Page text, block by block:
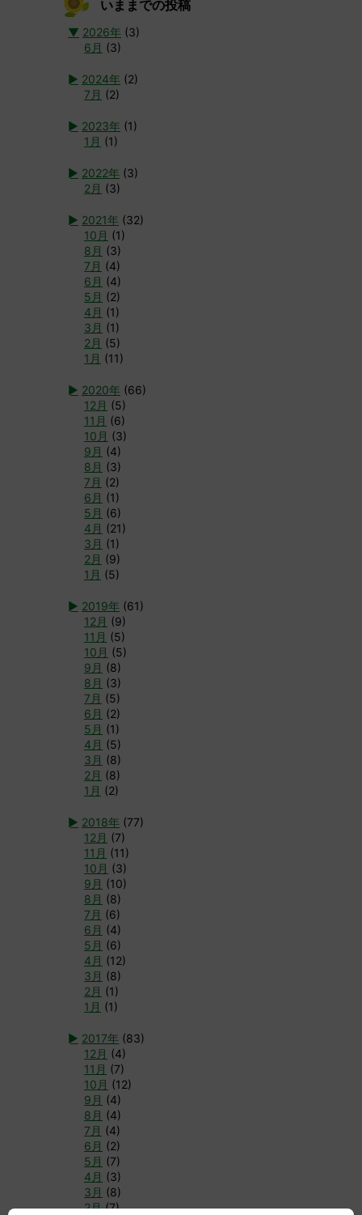
いままでの投稿
▼ 2026年 (3)
6月 (3)
► 2024年 (2)
7月 (2)
► 2023年 (1)
1月 (1)
► 2022年 (3)
2月 (3)
► 2021年 (32)
10月 (1)
8月 (3)
7月 (4)
6月 (4)
5月 (2)
4月 (1)
3月 (1)
2月 (5)
1月 (11)
► 2020年 (66)
12月 (5)
11月 (6)
10月 (3)
9月 (4)
8月 (3)
7月 (2)
6月 (1)
5月 (6)
4月 (21)
3月 (1)
2月 (9)
1月 (5)
► 2019年 (61)
12月 (9)
11月 (5)
10月 (5)
9月 (8)
8月 (3)
7月 (5)
6月 (2)
5月 (1)
4月 (5)
3月 (8)
2月 (8)
1月 (2)
► 2018年 (77)
12月 (7)
11月 (11)
10月 (3)
9月 (10)
8月 (8)
7月 (6)
6月 (4)
5月 (6)
4月 (12)
3月 (8)
2月 (1)
1月 (1)
► 2017年 (83)
12月 (4)
11月 (7)
10月 (12)
9月 (4)
8月 (4)
7月 (4)
6月 (2)
5月 (7)
4月 (3)
3月 (8)
2月 (7)